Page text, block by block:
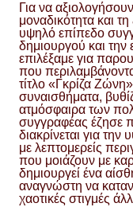
Για να
μοναδικότητα και
υψηλό επίπεδο
δημιουργού και την
επιλέξαμε για
που
τίτλο «Γκρίζα
συναισθήματα,
ατμόσφαιρα των
συγγραφέας έζησε
διακρίνεται για την
με λεπτομερείς
που μοιάζουν με
δημιουργεί ένα
αναγνώστη να
χαοτικές στιγμές